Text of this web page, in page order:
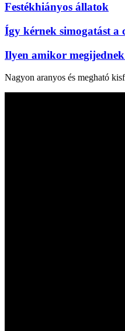
Festékhiányos állatok
Így kérnek simogatást a
Ilyen amikor
Nagyon aranyos és megható